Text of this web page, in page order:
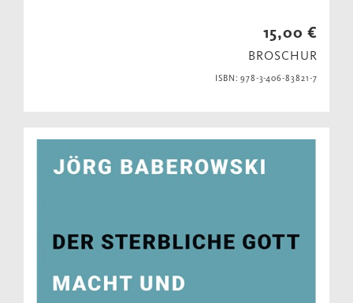
15,00 €
BROSCHUR
ISBN: 978-3-406-83821-7